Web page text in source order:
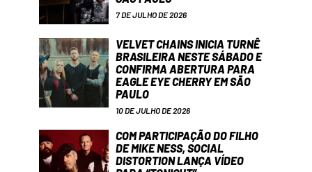
7 DE JULHO DE 2026
VELVET CHAINS INICIA TURNÊ
BRASILEIRA NESTE SÁBADO E
CONFIRMA ABERTURA PARA
EAGLE EYE CHERRY EM SÃO
PAULO
10 DE JULHO DE 2026
COM PARTICIPAÇÃO DO FILHO
DE MIKE NESS, SOCIAL
DISTORTION LANÇA VÍDEO